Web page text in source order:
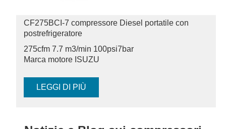
CF275BCI-7 compressore Diesel portatile con
postrefrigeratore
275cfm 7.7 m3/min 100psi7bar
Marca motore ISUZU
LEGGI DI PIÙ